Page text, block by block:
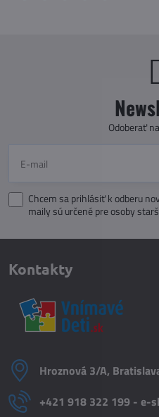
Odoberať
Chcem sa prihlásiť k odberu
maily sú určené pre osoby
Kontakty
Hroznová 3/A,
+421 918 322 199 - e-